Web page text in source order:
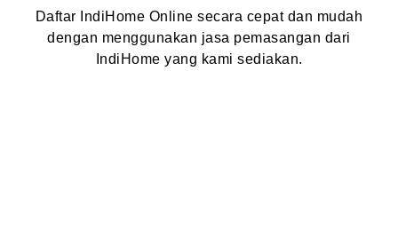
Daftar IndiHome Online secara cepat dan mudah
dengan menggunakan jasa pemasangan dari
IndiHome yang kami sediakan.